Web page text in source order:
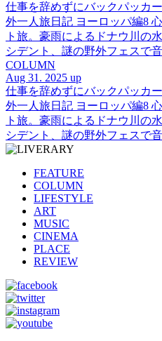
仕事を辞めずにバックパッカ
外一人旅日記 ヨーロッパ編8
ト旅。豪雨によるドナウ川の
シデント、謎の野外フェスで音
COLUMN
Aug 31. 2025 up
仕事を辞めずにバックパッカ
外一人旅日記 ヨーロッパ編8
ト旅。豪雨によるドナウ川の
シデント、謎の野外フェスで音
FEATURE
COLUMN
LIFESTYLE
ART
MUSIC
CINEMA
PLACE
REVIEW